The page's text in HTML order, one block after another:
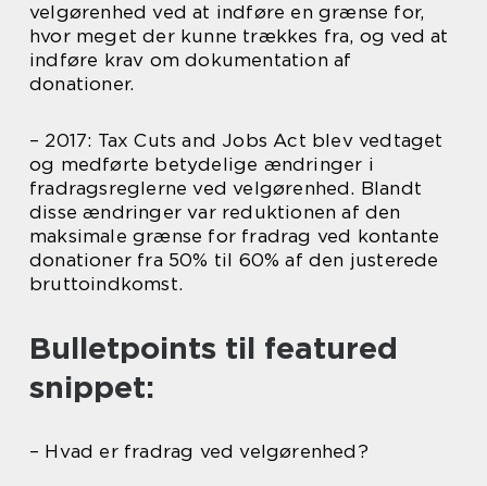
velgørenhed ved at indføre en grænse for,
hvor meget der kunne trækkes fra, og ved at
indføre krav om dokumentation af
donationer.
– 2017: Tax Cuts and Jobs Act blev vedtaget
og medførte betydelige ændringer i
fradragsreglerne ved velgørenhed. Blandt
disse ændringer var reduktionen af den
maksimale grænse for fradrag ved kontante
donationer fra 50% til 60% af den justerede
bruttoindkomst.
Bulletpoints til featured
snippet:
– Hvad er fradrag ved velgørenhed?